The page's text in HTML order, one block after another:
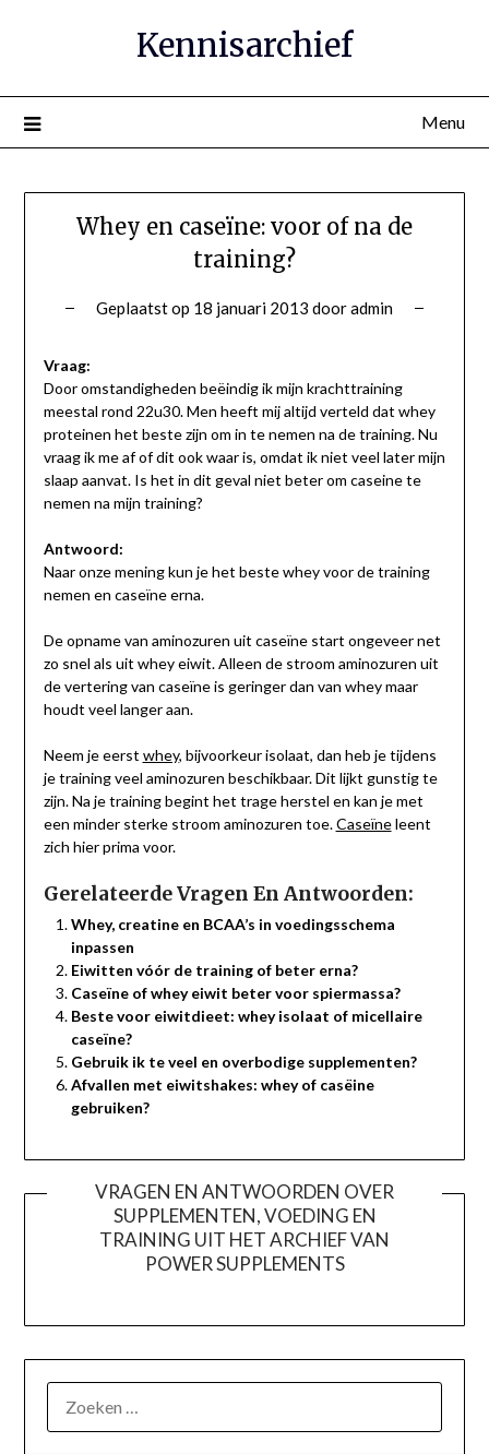
inhoud
Kennisarchief
Menu
Whey en caseïne: voor of na de
training?
Geplaatst op 18 januari 2013 dooradmin
Vraag:
Door omstandigheden beëindig ik mijn krachttraining
meestal rond 22u30. Men heeft mij altijd verteld dat whey
proteinen het beste zijn om in te nemen na de training. Nu
vraag ik me af of dit ook waar is, omdat ik niet veel later mijn
slaap aanvat. Is het in dit geval niet beter om caseine te
nemen na mijn training?
Antwoord:
Naar onze mening kun je het beste whey voor de training
nemen en caseïne erna.
De opname van aminozuren uit caseïne start ongeveer net
zo snel als uit whey eiwit. Alleen de stroom aminozuren uit
de vertering van caseïne is geringer dan van whey maar
houdt veel langer aan.
Neem je eerst whey, bijvoorkeur isolaat, dan heb je tijdens
je training veel aminozuren beschikbaar. Dit lijkt gunstig te
zijn. Na je training begint het trage herstel en kan je met
een minder sterke stroom aminozuren toe.Caseïneleent
zich hier prima voor.
Gerelateerde Vragen En Antwoorden:
Whey, creatine en BCAA’s in voedingsschema
inpassen
Eiwitten vóór de training of beter erna?
Caseïne of whey eiwit beter voor spiermassa?
Beste voor eiwitdieet: whey isolaat of micellaire
caseïne?
Gebruik ik te veel en overbodige supplementen?
Afvallen met eiwitshakes: whey of casëine
gebruiken?
VRAGEN EN ANTWOORDEN OVER
SUPPLEMENTEN, VOEDING EN
TRAINING UIT HET ARCHIEF VAN
POWER SUPPLEMENTS
NAAR: